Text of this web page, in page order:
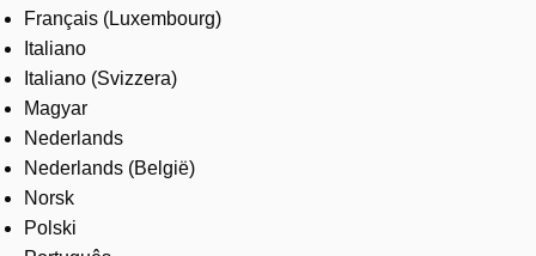
Français (Luxembourg)
Italiano
Italiano (Svizzera)
Magyar
Nederlands
Nederlands (België)
Norsk
Polski